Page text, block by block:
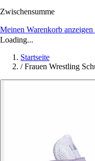
Zwischensumme
Meinen Warenkorb anzeigen
Loading...
Startseite
/ Frauen Wrestling